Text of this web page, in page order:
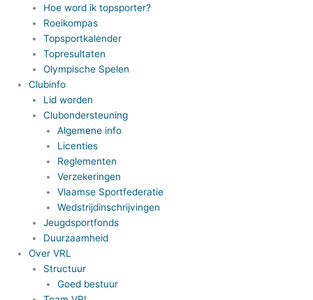
Hoe word ik topsporter?
Roeikompas
Topsportkalender
Topresultaten
Olympische Spelen
Clubinfo
Lid worden
Clubondersteuning
Algemene info
Licenties
Reglementen
Verzekeringen
Vlaamse Sportfederatie
Wedstrijdinschrijvingen
Jeugdsportfonds
Duurzaamheid
Over VRL
Structuur
Goed bestuur